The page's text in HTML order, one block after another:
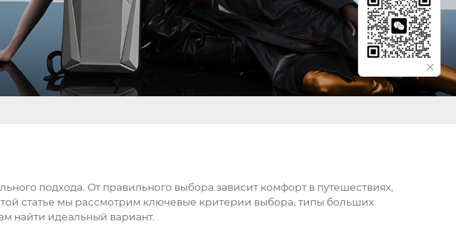
подхода. От правильного выбора зависит комфорт в путешествиях,
статье мы рассмотрим ключевые критерии выбора, типы больших
найти идеальный вариант.